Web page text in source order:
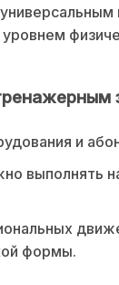
и
выполнять
формы.